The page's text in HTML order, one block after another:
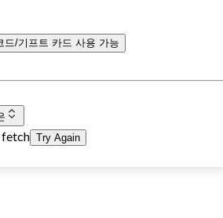
드/기프트 카드 사용 가능
Try Again